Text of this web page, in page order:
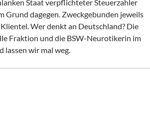
Staat verpflichteter Steuerzahler
Grund dagegen. Zweckgebunden jeweils
Wer denkt an Deutschland? Die
Fraktion und die BSW-Neurotikerin im
lassen wir mal weg.